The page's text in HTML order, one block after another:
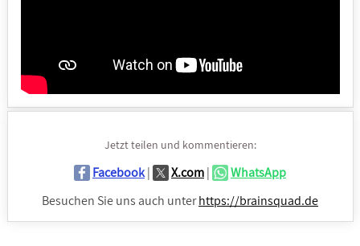
Jetzt teilen und kommentieren:
Facebook| X.com|
WhatsApp
Besuchen Sie uns auch unterhttps://brainsquad.de